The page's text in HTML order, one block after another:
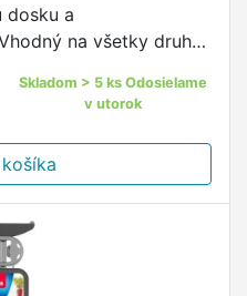
dosku a
na všetky druhy
strieborný, …
Skladom > 5 ks Odosielame
v utorok